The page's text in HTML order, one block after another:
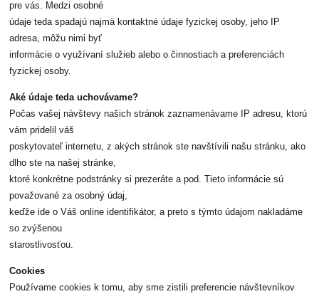
pre vás. Medzi osobné
údaje teda spadajú najmä kontaktné údaje fyzickej osoby, jeho IP
adresa, môžu nimi byť
informácie o využívaní služieb alebo o činnostiach a preferenciách
fyzickej osoby.
Aké údaje teda uchovávame?
Počas vašej návštevy našich stránok zaznamenávame IP adresu, ktorú
vám pridelil váš
poskytovateľ internetu, z akých stránok ste navštívili našu stránku, ako
dlho ste na našej stránke,
ktoré konkrétne podstránky si prezeráte a pod. Tieto informácie sú
považované za osobný údaj,
keďže ide o Váš online identifikátor, a preto s týmto údajom nakladáme
so zvýšenou
starostlivosťou.
Cookies
Používame cookies k tomu, aby sme zistili preferencie návštevníkov